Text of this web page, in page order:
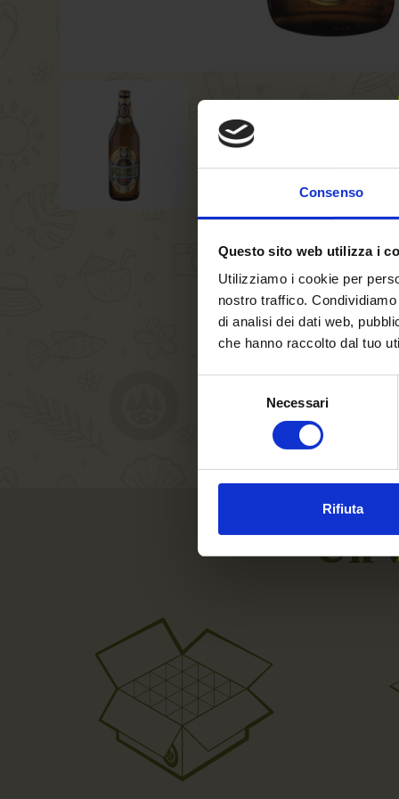
Consenso
Questo sito web utilizza i
Utilizziamo i cookie per
nostro traffico.
di analisi dei dati web,
che hanno raccolto dal tuo
Necessari
Rifiuta
Un